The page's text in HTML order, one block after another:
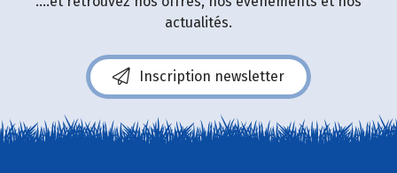
actualités.
Inscription newsletter